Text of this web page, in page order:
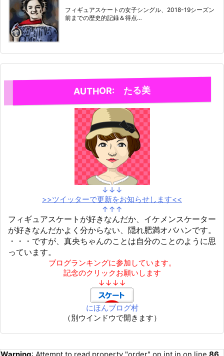
フィギュアスケートの女子シングル、2018-19シーズン
前までの歴史的記録＆得点…
AUTHOR: たる美
↓↓↓
>>ツイッターで更新をお知らせします<<
↑↑↑
フィギュアスケートが好きなんだか、イケメンスケーター
が好きなんだかよく分からない、隠れ肥満オバハンです。
・・・ですが、真央ちゃんのことは自分のことのように思
っています。
ブログランキングに参加しています。
記念のクリックお願いします
↓↓↓↓
にほんブログ村
（別ウインドウで開きます）